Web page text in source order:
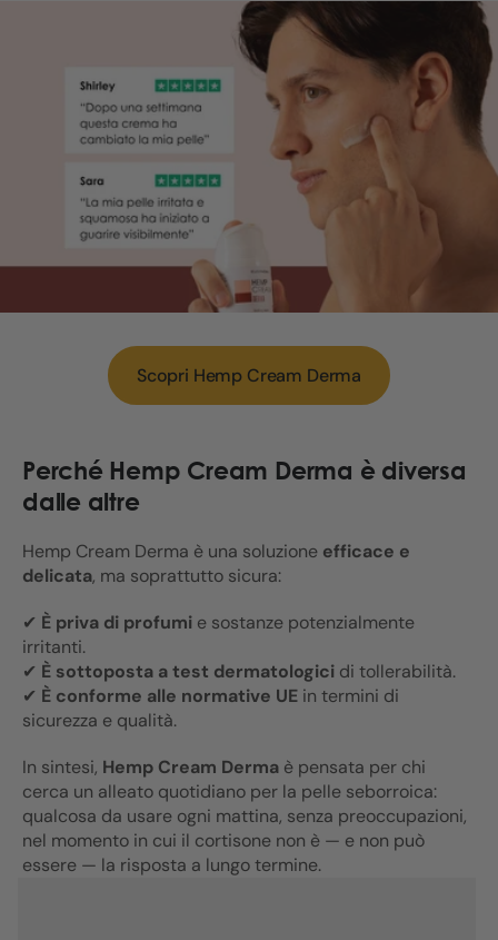
Scopri Hemp Cream Derma
Perché Hemp Cream Derma è diversa
dalle altre
Hemp Cream Derma è una soluzione efficace e
delicata, ma soprattutto sicura:
✔ È priva di profumi e sostanze potenzialmente
irritanti.
✔ È sottoposta a test dermatologici di tollerabilità.
✔ È conforme alle normative UE in termini di
sicurezza e qualità.
In sintesi, Hemp Cream Derma è pensata per chi
cerca un alleato quotidiano per la pelle seborroica:
qualcosa da usare ogni mattina, senza preoccupazioni,
nel momento in cui il cortisone non è — e non può
essere — la risposta a lungo termine.